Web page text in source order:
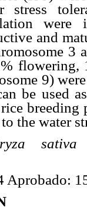
stress
and
3
9)
be used
the water
Aprobado: